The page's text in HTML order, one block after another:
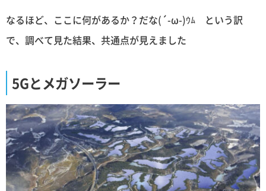
なるほど、ここに何があるか？だな(´-ω-)ｳﾑ という訳
で、調べて見た結果、共通点が見えました
5Gとメガソーラー